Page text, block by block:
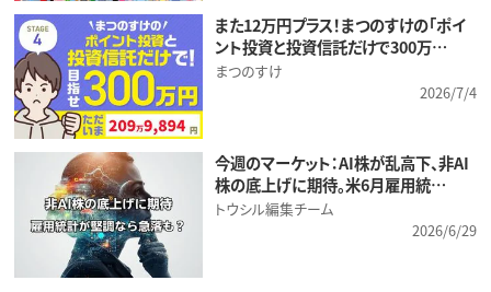
また12万円プラス！まつのすけの「ポイ
ント投資と投資信託だけで300万…
まつのすけ
2026/7/4
今週のマーケット：AI株が乱高下、非AI
株の底上げに期待。米6月雇用統…
トウシル編集チーム
2026/6/29